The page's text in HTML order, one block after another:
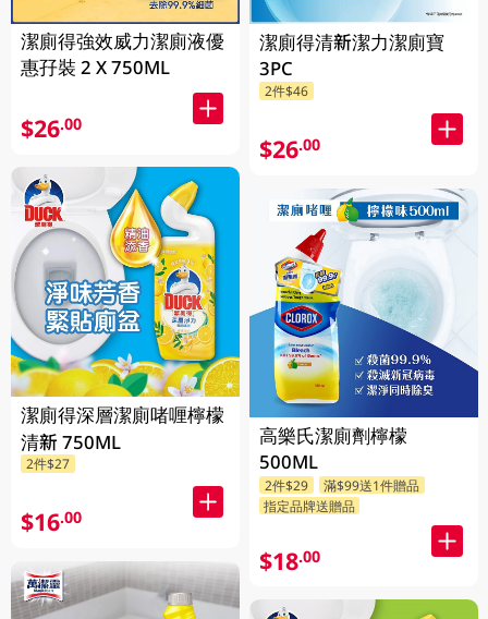
潔廁得強效威力潔廁液優
惠孖裝 2 X 750ML
$26.00
潔廁得深層潔廁啫喱檸檬
清新 750ML
2件$27
$16.00
潔廁得清新潔力潔廁寶
3PC
2件$46
$26.00
高樂氏潔廁劑檸檬
500ML
2件$29
滿$99送1件贈品
指定品牌送贈品
$18.00